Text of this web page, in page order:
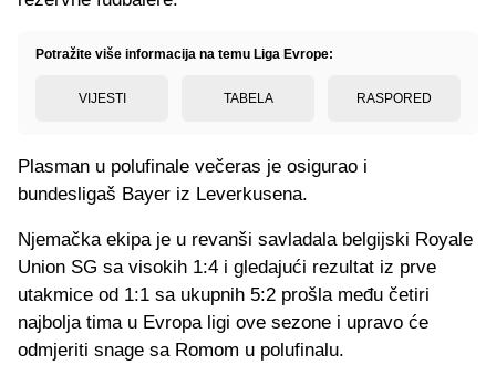
Potražite više informacija na temu Liga Evrope:
VIJESTI TABELA RASPORED
Plasman u polufinale večeras je osigurao i
bundesligaš Bayer iz Leverkusena.
Njemačka ekipa je u revanši savladala belgijski Royale
Union SG sa visokih 1:4 i gledajući rezultat iz prve
utakmice od 1:1 sa ukupnih 5:2 prošla među četiri
najbolja tima u Evropa ligi ove sezone i upravo će
odmjeriti snage sa Romom u polufinalu.